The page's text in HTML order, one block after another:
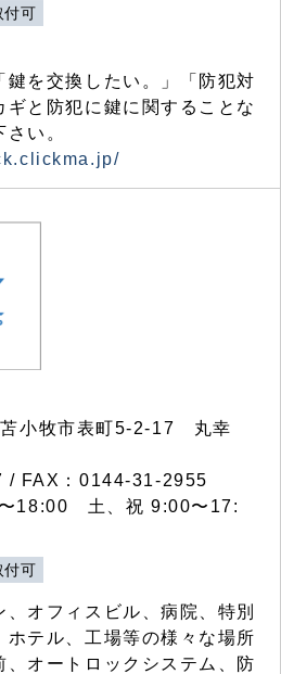
付可
鍵を交換したい。」「防犯対
と防犯に鍵に関することな
い。
小牧市表町5-2-17 丸幸
/ FAX：0144-31-2955
18:00 土、祝 9:00〜17:
付可
オフィスビル、病院、特別
ホテル、工場等の様々な場所
、オートロックシステム、防